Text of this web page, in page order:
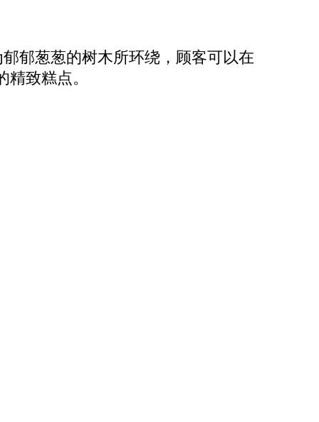
郁葱葱的树木所环绕，顾客可以在
致糕点。